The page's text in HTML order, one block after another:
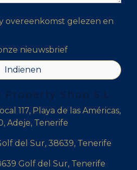
overeenkomst gelezen en
nieuwsbrief
Indienen
117, Playa de las Américas,
Adeje, Tenerife
del Sur, 38639, Tenerife
Golf del Sur, Tenerife